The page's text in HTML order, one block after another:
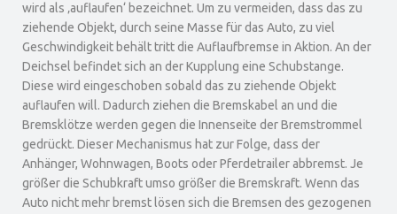
wird als ‚auflaufen‘ bezeichnet. Um zu vermeiden, dass das zu
ziehende Objekt, durch seine Masse für das Auto, zu viel
Geschwindigkeit behält tritt die Auflaufbremse in Aktion. An der
Deichsel befindet sich an der Kupplung eine Schubstange.
Diese wird eingeschoben sobald das zu ziehende Objekt
auflaufen will. Dadurch ziehen die Bremskabel an und die
Bremsklötze werden gegen die Innenseite der Bremstrommel
gedrückt. Dieser Mechanismus hat zur Folge, dass der
Anhänger, Wohnwagen, Boots oder Pferdetrailer abbremst. Je
größer die Schubkraft umso größer die Bremskraft. Wenn das
Auto nicht mehr bremst lösen sich die Bremsen des gezogenen